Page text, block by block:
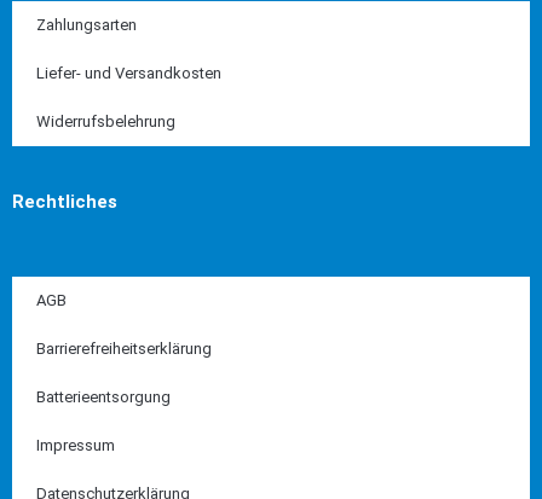
Zahlungsarten
Liefer- und Versandkosten
Widerrufsbelehrung
Rechtliches
AGB
Barrierefreiheitserklärung
Batterieentsorgung
Impressum
Datenschutzerklärung